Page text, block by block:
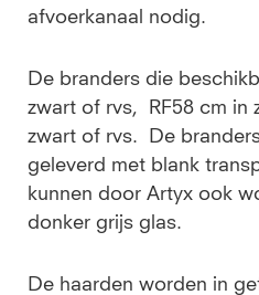
afvoerkanaal nodig.
De branders die
zwart of rvs, RF58 cm in
zwart of rvs. De
geleverd met blank
kunnen door Artyx ook
donker grijs glas.
De haarden worden in